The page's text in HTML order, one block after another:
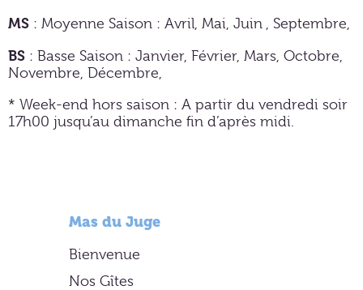
MS : Moyenne Saison : Avril, Mai, Juin , Septembre,
BS : Basse Saison : Janvier, Février, Mars, Octobre,
Novembre, Décembre,
* Week-end hors saison : A partir du vendredi soir
17h00 jusqu’au dimanche fin d’après midi.
Mas du Juge
Bienvenue
Nos Gîtes